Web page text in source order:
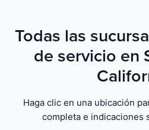
Todas las
de servicio en
Haga clic en una ubicación
completa e indicaciones